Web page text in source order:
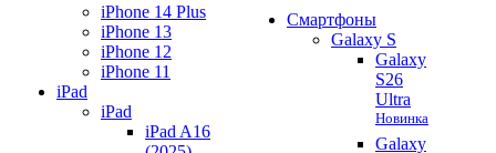
iPhone 14 Plus
iPhone 13
iPhone 12
iPhone 11
iPad
iPad
iPad A16
Смартфоны
Galaxy S
Galaxy
S26
Ultra
Новинка
Galaxy